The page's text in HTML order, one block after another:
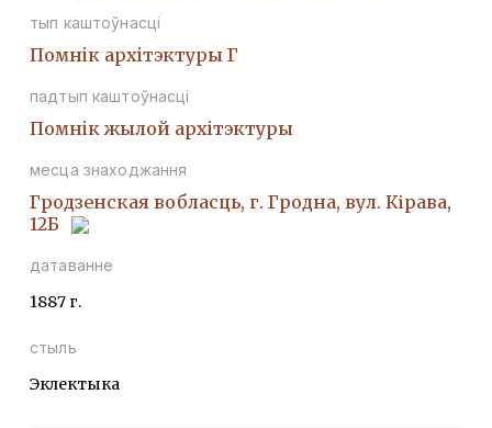
тып каштоўнасці
Помнiк архiтэктуры Г
падтып каштоўнасці
Помнiк жылой архiтэктуры
месца знаходжання
Гродзенская вобласць, г. Гродна, вул. Кірава,
12Б
датаванне
1887 г.
стыль
Эклектыка